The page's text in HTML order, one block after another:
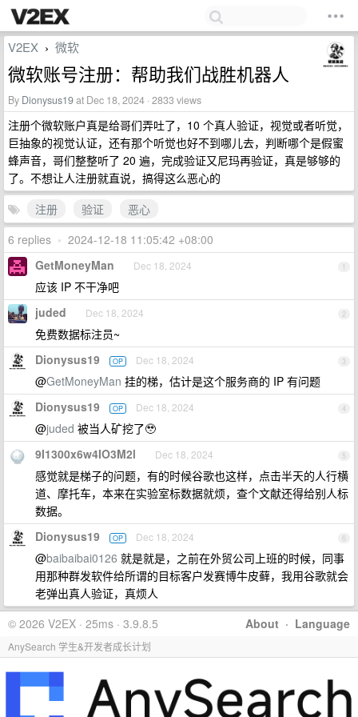
V2EX › 微软
微软账号注册：帮助我们战胜机器人
By Dionysus19at Dec 18, 2024 · 2833 views
注册个微软账户真是给哥们弄吐了，10 个真人验证，视觉或者听觉，
巨抽象的视觉认证，还有那个听觉也好不到哪儿去，判断哪个是假蜜
蜂声音，哥们整整听了 20 遍，完成验证又尼玛再验证，真是够够的
了。不想让人注册就直说，搞得这么恶心的
注册
验证
恶心
6 replies • 2024-12-18 11:05:42 +08:00
1
GetMoneyMan Dec 18, 2024
应该 IP 不干净吧
2
juded Dec 18, 2024
免费数据标注员~
3
Dionysus19 OP Dec 18, 2024
@GetMoneyMan 挂的梯，估计是这个服务商的 IP 有问题
4
Dionysus19 OP Dec 18, 2024
@juded 被当人矿挖了🥹
5
9I1300x6w4IO3M2l Dec 18, 2024
感觉就是梯子的问题，有的时候谷歌也这样，点击半天的人行横
道、摩托车，本来在实验室标数据就烦，查个文献还得给别人标
数据。
6
Dionysus19 OP Dec 18, 2024
@baibaibai0126 就是就是，之前在外贸公司上班的时候，同事
用那种群发软件给所谓的目标客户发赛博牛皮藓，我用谷歌就会
老弹出真人验证，真烦人
About · Language
© 2026 V2EX · 25ms · 3.9.8.5
AnySearch 学生&开发者成长计划